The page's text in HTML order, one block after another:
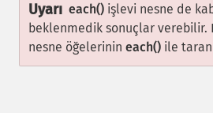
Uyarı each() işlevi nesne de
beklenmedik sonuçlar verebilir.
nesne öğelerinin each() ile